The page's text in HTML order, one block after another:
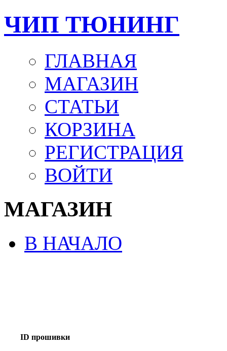
ЧИП ТЮНИНГ
ГЛАВНАЯ
МАГАЗИН
СТАТЬИ
КОРЗИНА
РЕГИСТРАЦИЯ
ВОЙТИ
МАГАЗИН
В НАЧАЛО
ID прошивки